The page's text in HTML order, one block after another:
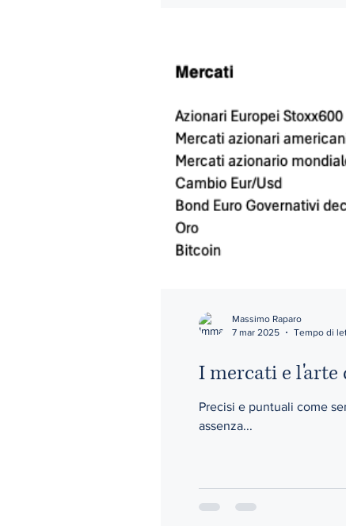
I mercati e
Precisi e puntuali come
assenza...
Massimo Raparo
7 mar 2025
Tempo di